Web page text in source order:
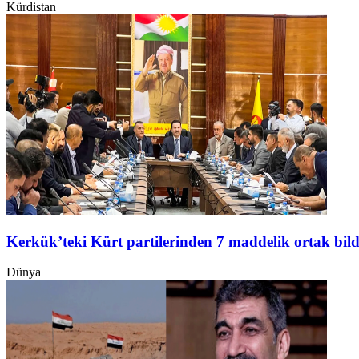
Kürdistan
Kerkük’teki Kürt partilerinden 7 maddelik ortak
Dünya